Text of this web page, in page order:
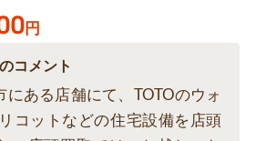
円
コメント
にある店舗にて、TOTOのウォ
コットなどの住宅設備を店頭